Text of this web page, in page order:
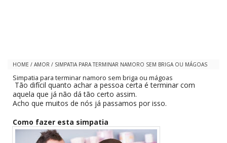
HOME / AMOR / SIMPATIA PARA TERMINAR NAMORO SEM BRIGA OU MÁGOAS
Simpatia para terminar namoro sem briga ou mágoas
Tão difícil quanto achar a pessoa certa é terminar com
aquela que já não dá tão certo assim.
Acho que muitos de nós já passamos por isso.
Como fazer esta simpatia